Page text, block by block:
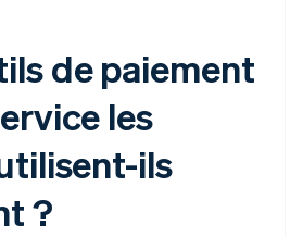
de paiement
les
ils
?